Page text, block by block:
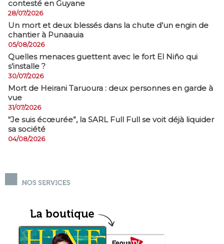
contesté en Guyane
28/07/2026
​Un mort et deux blessés dans la chute d’un engin de
chantier à Punaauia
05/08/2026
Quelles menaces guettent avec le fort El Niño qui
s’installe ?
30/07/2026
Mort de Heirani Taruoura : deux personnes en garde à
vue
31/07/2026
​“Je suis écœurée”, la SARL Full Full se voit déjà liquider
sa société
04/08/2026